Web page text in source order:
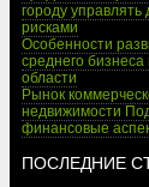
городу
рисками
Особенности
среднего бизнеса
области
Рынок
недвижимости
финансовые
ПОСЛЕДНИЕ